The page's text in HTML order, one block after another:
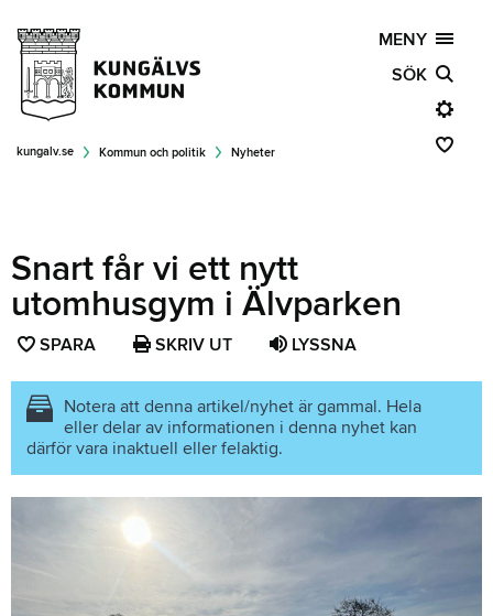
MENY
SÖK
kungalv.se Kommun och politik Nyheter
Snart får vi ett nytt
utomhusgym i Älvparken
SPARA SPARA
SOM
FAVORIT
SKRIV UT LYSSNA
Notera att denna artikel/nyhet är gammal. Hela
eller delar av informationen i denna nyhet kan
därför vara inaktuell eller felaktig.